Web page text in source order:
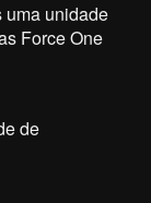
uma unidade
Force One
de